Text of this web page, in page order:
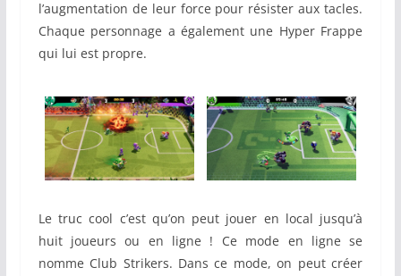
l’augmentation de leur force pour résister aux tacles.
Chaque personnage a également une Hyper Frappe
qui lui est propre.
Le truc cool c’est qu’on peut jouer en local jusqu’à
huit joueurs ou en ligne ! Ce mode en ligne se
nomme Club Strikers. Dans ce mode, on peut créer